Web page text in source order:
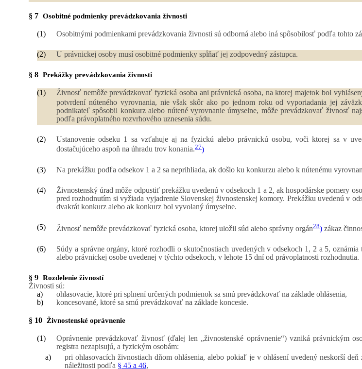
§ 7 Osobitné podmienky prevádzkovania živnosti
(1) Osobitnými podmienkami prevádzkovania živnosti sú odborná alebo iná spôsobilosť podľa tohto
(2) U právnickej osoby musí osobitné podmienky spĺňať jej zodpovedný zástupca.
§ 8 Prekážky prevádzkovania živnosti
(1)
Živnosť nemôže prevádzkovať fyzická osoba ani právnická osoba, na ktorej majetok bol
potvrdení núteného vyrovnania, nie však skôr ako po jednom roku od vyporiadania jej
podnikateľ spôsobil konkurz alebo nútené vyrovnanie úmyselne, môže prevádzkovať živnosť
podľa právoplatného rozvrhového uznesenia súdu.
(2)
Ustanovenie odseku 1 sa vzťahuje aj na fyzickú alebo právnickú osobu, voči ktorej sa v
dostačujúceho aspoň na úhradu trov konania.27)
(3) Na prekážku podľa odsekov 1 a 2 sa neprihliada, ak došlo ku konkurzu alebo k nútenému
(4)
Živnostenský úrad môže odpustiť prekážku uvedenú v odsekoch 1 a 2, ak hospodárske pomery
pred rozhodnutím si vyžiada vyjadrenie Slovenskej živnostenskej komory. Prekážku uvedenú v
dvakrát konkurz alebo ak konkurz bol vyvolaný úmyselne.
(5) Živnosť nemôže prevádzkovať fyzická osoba, ktorej uložil súd alebo správny orgán28) zákaz
(6)
Súdy a správne orgány, ktoré rozhodli o skutočnostiach uvedených v odsekoch 1, 2 a 5,
alebo právnickej osobe uvedenej v týchto odsekoch, v lehote 15 dní od právoplatnosti rozhodnutia.
§ 9 Rozdelenie živností
Živnosti sú:
a)
ohlasovacie, ktoré pri splnení určených podmienok sa smú prevádzkovať na základe ohlásenia,
b)
koncesované, ktoré sa smú prevádzkovať na základe koncesie.
§ 10 Živnostenské oprávnenie
(1)
Oprávnenie prevádzkovať živnosť (ďalej len „živnostenské oprávnenie“) vzniká právnickým
registra nezapisujú, a fyzickým osobám:
a)
pri ohlasovacích živnostiach dňom ohlásenia, alebo pokiaľ je v ohlásení uvedený neskorší
náležitosti podľa § 45 a 46,